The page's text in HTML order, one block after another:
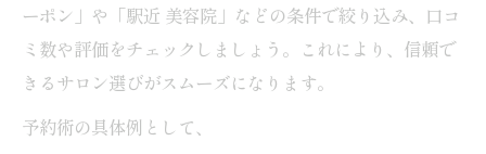
ーポン」や「駅近 美容院」などの条件で絞り込み、口コ
ミ数や評価をチェックしましょう。これにより、信頼で
きるサロン選びがスムーズになります。
予約術の具体例として、